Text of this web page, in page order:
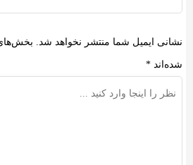
نشانی ایمیل شما منتشر نخواهد شد.
شده‌اند *